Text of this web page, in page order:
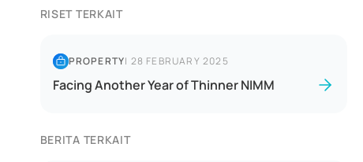
RISET TERKAIT
PROPERTY| 28 FEBRUARY 2025
Facing Another Year of Thinner NIMM
BERITA TERKAIT